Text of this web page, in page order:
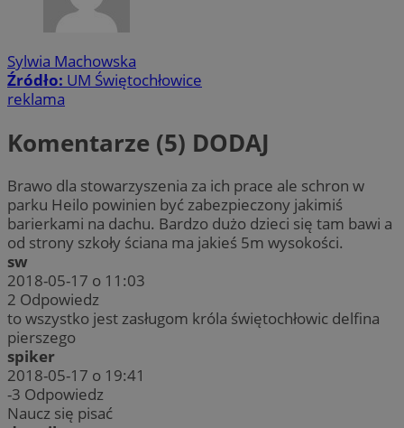
Sylwia Machowska
Źródło: UM Świętochłowice
reklama
Komentarze (5) DODAJ
Brawo dla stowarzyszenia za ich prace ale schron w
parku Heilo powinien być zabezpieczony jakimiś
barierkami na dachu. Bardzo dużo dzieci się tam bawi a
od strony szkoły ściana ma jakieś 5m wysokości.
sw
2018-05-17 o 11:03
2 Odpowiedz
to wszystko jest zasługom króla świętochłowic delfina
pierszego
spiker
2018-05-17 o 19:41
-3 Odpowiedz
Naucz się pisać